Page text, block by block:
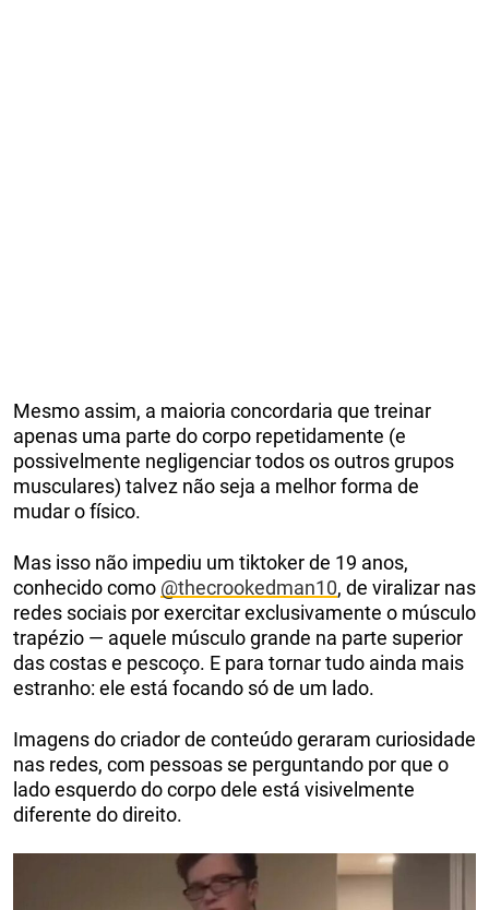
Mesmo assim, a maioria concordaria que treinar
apenas uma parte do corpo repetidamente (e
possivelmente negligenciar todos os outros grupos
musculares) talvez não seja a melhor forma de
mudar o físico.
Mas isso não impediu um tiktoker de 19 anos,
conhecido como @thecrookedman10, de viralizar nas
redes sociais por exercitar exclusivamente o músculo
trapézio — aquele músculo grande na parte superior
das costas e pescoço. E para tornar tudo ainda mais
estranho: ele está focando só de um lado.
Imagens do criador de conteúdo geraram curiosidade
nas redes, com pessoas se perguntando por que o
lado esquerdo do corpo dele está visivelmente
diferente do direito.